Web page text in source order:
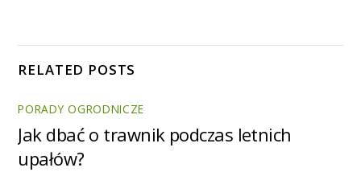
RELATED POSTS
PORADY OGRODNICZE
Jak dbać o trawnik podczas letnich
upałów?